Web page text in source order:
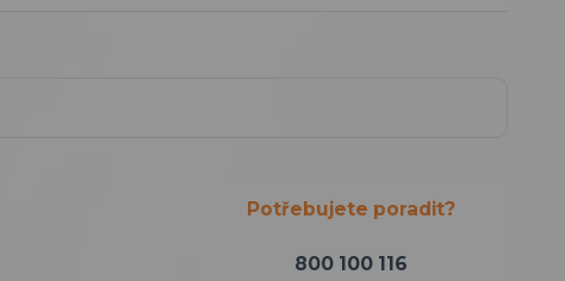
Potřebujete poradit?
800 100 116